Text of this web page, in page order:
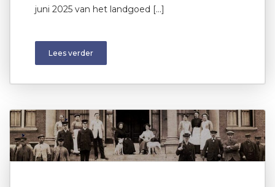
juni 2025 van het landgoed […]
Lees verder